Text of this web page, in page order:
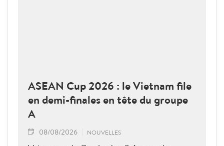
ASEAN Cup 2026 : le Vietnam file
en demi-finales en tête du groupe
A
08/08/2026 NOUVELLES